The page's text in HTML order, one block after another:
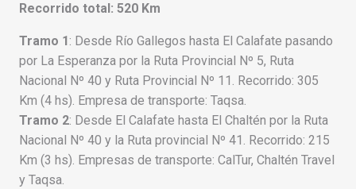
Recorrido total: 520 Km
Tramo 1 : Desde Río Gallegos hasta El Calafate pasando
por La Esperanza por la Ruta Provincial Nº 5, Ruta
Nacional Nº 40 y Ruta Provincial Nº 11. Recorrido: 305
Km (4 hs). Empresa de transporte: Taqsa.
Tramo 2: Desde El Calafate hasta El Chaltén por la Ruta
Nacional Nº 40 y la Ruta provincial Nº 41. Recorrido: 215
Km (3 hs). Empresas de transporte: CalTur, Chaltén Travel
y Taqsa.